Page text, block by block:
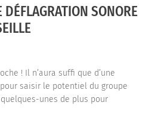
SONORE
! Il n’aura suffi que d’une
saisir le potentiel du groupe
unes de plus pour